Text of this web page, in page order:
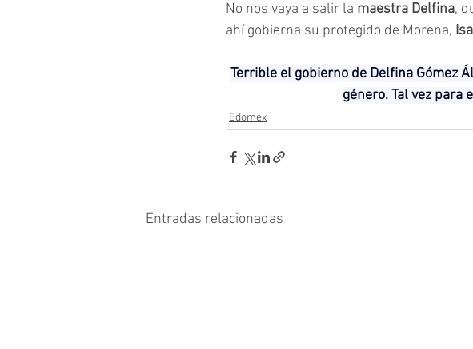
No nos vaya a salir la maestra Delfina,
ahí gobierna su protegido de Morena,
Terrible el gobierno de Delfina Gómez
género. Tal vez para
Edomex
Entradas relacionadas